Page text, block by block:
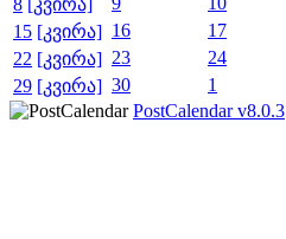
8 [კვირა]
15 [კვირა] 16 17
22 [კვირა] 23 24
29 [კვირა] 30 1
PostCalendar v8.0.3